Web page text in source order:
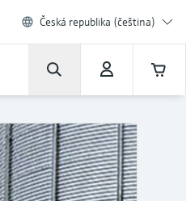
Česká republika (čeština)